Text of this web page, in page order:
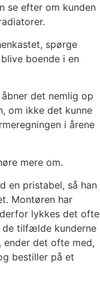
se efter om kunden
spørge
boende i en
det nemlig op
om ikke det kunne
i årene
mere om.
en pristabel, så han
Montøren har
lykkes det ofte
tilfælde kunderne
det ofte med,
bestiller på et